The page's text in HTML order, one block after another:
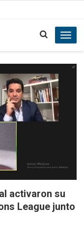
activaron su
League junto